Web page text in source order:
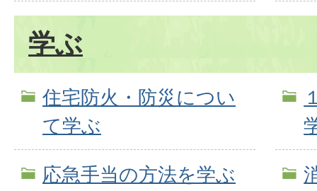
学ぶ
住宅防火・防災につい
て学ぶ
応急手当の方法を学ぶ